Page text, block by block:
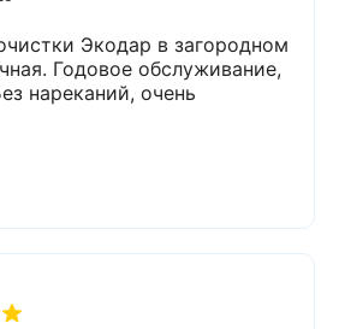
Экодар в загородном
Годовое обслуживание,
нареканий, очень